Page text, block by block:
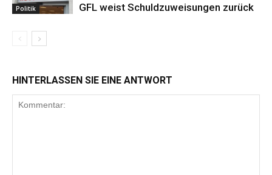
Politik
GFL weist Schuldzuweisungen zurück
HINTERLASSEN SIE EINE ANTWORT